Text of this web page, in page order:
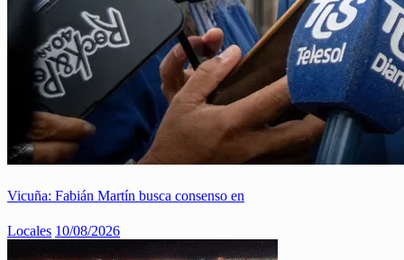
Vicuña: Fabián Martín busca consenso en
Locales 10/08/2026